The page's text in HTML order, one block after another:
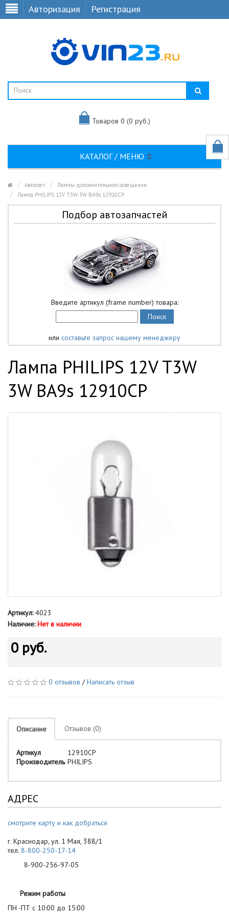
Авторизация Регистрация
Товаров 0 (0 руб.)
КАТАЛОГ / МЕНЮ
Автосвет
Лампы дополнительного освещения
Лампа PHILIPS 12V T3W 3W BA9s 12910CP
Подбор автозапчастей
Введите артикул (frame number) товара:
или составьте запрос нашему менеджеру
Лампа PHILIPS 12V T3W
3W BA9s 12910CP
Артикул:4023
Наличие: Нет в наличии
0 руб.
0 отзывов /Написать отзыв
Описание Отзывов (0)
Артикул
12910CP
Производитель PHILIPS
АДРЕС
смотрите карту и как добраться
г. Краснодар, ул. 1 Мая, 388/1
тел. 8-800-250-17-14
8-900-256-97-05
Режим работы
ПН -ПТ с 10:00 до 15:00